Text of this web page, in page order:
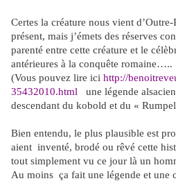
Certes la créature nous vient
présent, mais j’émets des réserves
parenté entre cette créature et le
antérieures à la conquête romaine…..
(Vous pouvez lire ici http://
35432010.html
une légende
descendant du kobold et du «
Bien entendu, le plus plausible est
aient inventé, brodé ou rêvé cette
tout simplement vu ce jour là un
Au moins ça fait une légende et une